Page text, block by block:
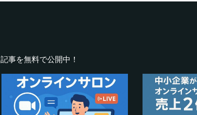
記事を無料で公開中！